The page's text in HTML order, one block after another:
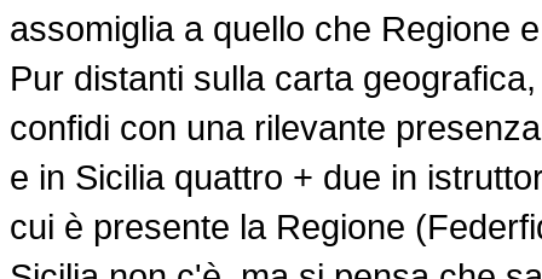
assomiglia a quello che Regione
Pur distanti sulla carta
confidi con una rilevante
e in Sicilia quattro + due in
cui è presente la Regione